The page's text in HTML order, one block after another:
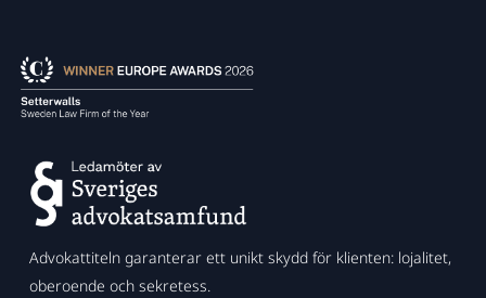
Advokattiteln garanterar ett unikt skydd för klienten: lojalitet,
oberoende och sekretess.